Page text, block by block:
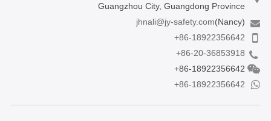
Guangzhou City, Guangdong Province
jhnali@jy-safety.com(Nancy)
+86-18922356642
+86-20-36853918
+86-18922356642
+86-18922356642